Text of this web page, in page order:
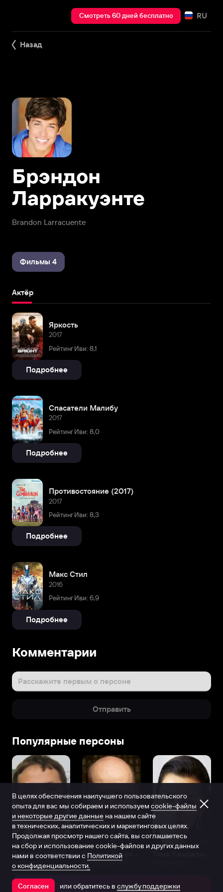
Смотреть 60 дней бесплатно RU
Назад
Brandon Larracuente
Брэндон
Ларракуэнте
Фильмы 4
Актёр
Яркость
2017
Рейтинг Иви: 8,1
Подробнее
Спасатели Малибу
2017
Рейтинг Иви: 8,0
Подробнее
Противостояние (2017)
2017
Рейтинг Иви: 8,3
Подробнее
Макс Стил
2016
Рейтинг Иви: 6,9
Подробнее
Комментарии
Расскажите первым о персоне
Отправить
Популярные персоны
Виталий Шляппо
Продюсер Актёр дубляжа
Открыть в приложении
В целях обеспечения наилучшего пользовательского
опыта для вас мы собираем и используем cookie-файлы
и некоторые другие данные на нашем сайте
в технических, аналитических и маркетинговых целях.
Продолжая просмотр нашего сайта, вы соглашаетесь
на сбор и использование cookie-файлов и других данных
нами в соответствии с Политикой
о конфиденциальности.
Согласен или обратитесь в службу поддержки